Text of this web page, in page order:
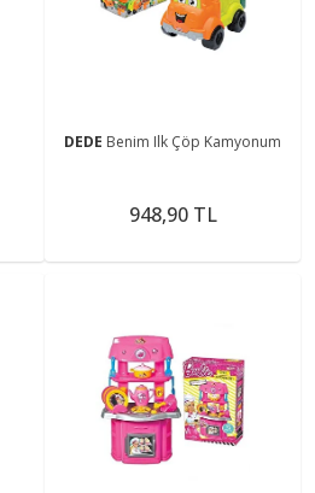
DEDE Benim Ilk Çöp Kamyonum
948,90 TL